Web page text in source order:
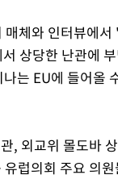
체와 인터뷰에
상당한 난관에
는 EU에 들어올
, 외교위 몰도바
럽의회 주요 의